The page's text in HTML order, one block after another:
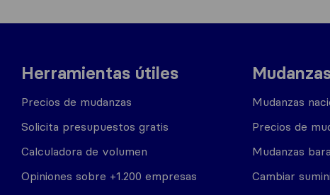
Herramientas útiles
Precios de mudanzas
Solicita presupuestos gratis
Calculadora de volumen
Opiniones sobre +1.200 empresas
Mudanzas
Precios de
Mudanzas
Cambiar